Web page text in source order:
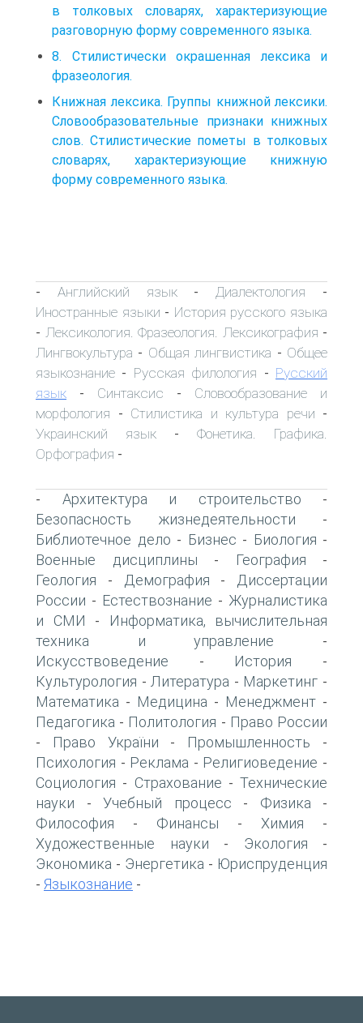
в толковых словарях, характеризующие
разговорную форму современного языка.
8. Стилистически окрашенная лексика и
фразеология.
Книжная лексика. Группы книжной лексики.
Словообразовательные признаки книжных
слов. Стилистические пометы в толковых
словарях, характеризующие книжную
форму современного языка.
- Английский язык- Диалектология -
Иностранные языки - История русского языка
- Лексикология. Фразеология. Лексикография -
Лингвокультура - Общая лингвистика - Общее
языкознание - Русская филология - Русский
язык - Синтаксис - Словообразование и
морфология - Стилистика и культура речи -
Украинский язык - Фонетика. Графика.
Орфография -
- Архитектура и строительство -
Безопасность жизнедеятельности -
Библиотечное дело - Бизнес - Биология -
Военные дисциплины - География -
Геология - Демография -
Диссертации
России - Естествознание - Журналистика
и СМИ -
Информатика, вычислительная
техника и управление -
Искусствоведение - История -
Культурология - Литература - Маркетинг -
Математика - Медицина - Менеджмент -
Педагогика - Политология - Право России
- Право України - Промышленность -
Психология - Реклама - Религиоведение -
Социология - Страхование - Технические
науки - Учебный процесс - Физика -
Философия - Финансы - Химия -
Художественные науки - Экология -
Экономика - Энергетика - Юриспруденция
- Языкознание -